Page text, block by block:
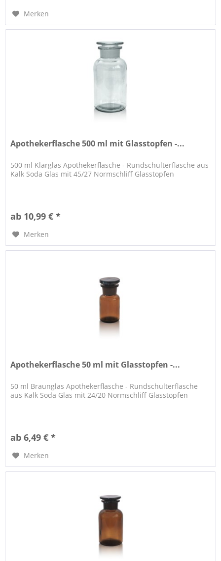
Merken
Apothekerflasche 500 ml mit Glasstopfen -...
500 ml Klarglas Apothekerflasche - Rundschulterflasche aus
Kalk Soda Glas mit 45/27 Normschliff Glasstopfen
ab 10,99 € *
Merken
Apothekerflasche 50 ml mit Glasstopfen -...
50 ml Braunglas Apothekerflasche - Rundschulterflasche
aus Kalk Soda Glas mit 24/20 Normschliff Glasstopfen
ab 6,49 € *
Merken